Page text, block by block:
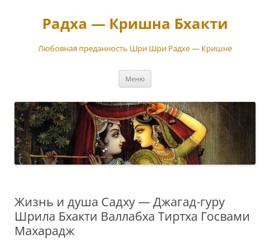
содержимому
Радха — Кришна Бхакти
Любовная преданность Шри Шри Радхе — Кришне
Меню
Жизнь и душа Садху — Джагад-гуру
Шрила Бхакти Валлабха Тиртха Госвами
Махарадж